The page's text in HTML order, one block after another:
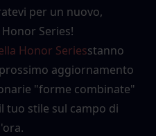
per un nuovo,
Series!
Honor Seriesstanno
aggiornamento
"forme combinate"
tuo stile sul campo di